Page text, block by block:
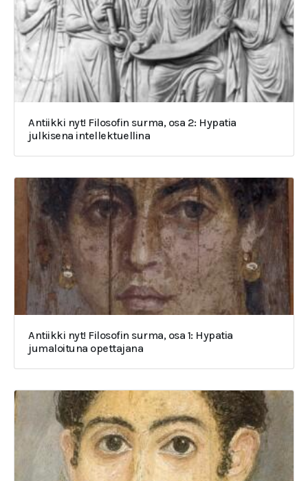
Antiikki nyt! Filosofin surma, osa 2: Hypatia
julkisena intellektuellina
Antiikki nyt! Filosofin surma, osa 1: Hypatia
jumaloituna opettajana